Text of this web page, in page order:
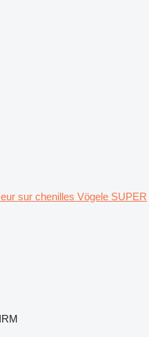
sur chenilles Vögele SUPER